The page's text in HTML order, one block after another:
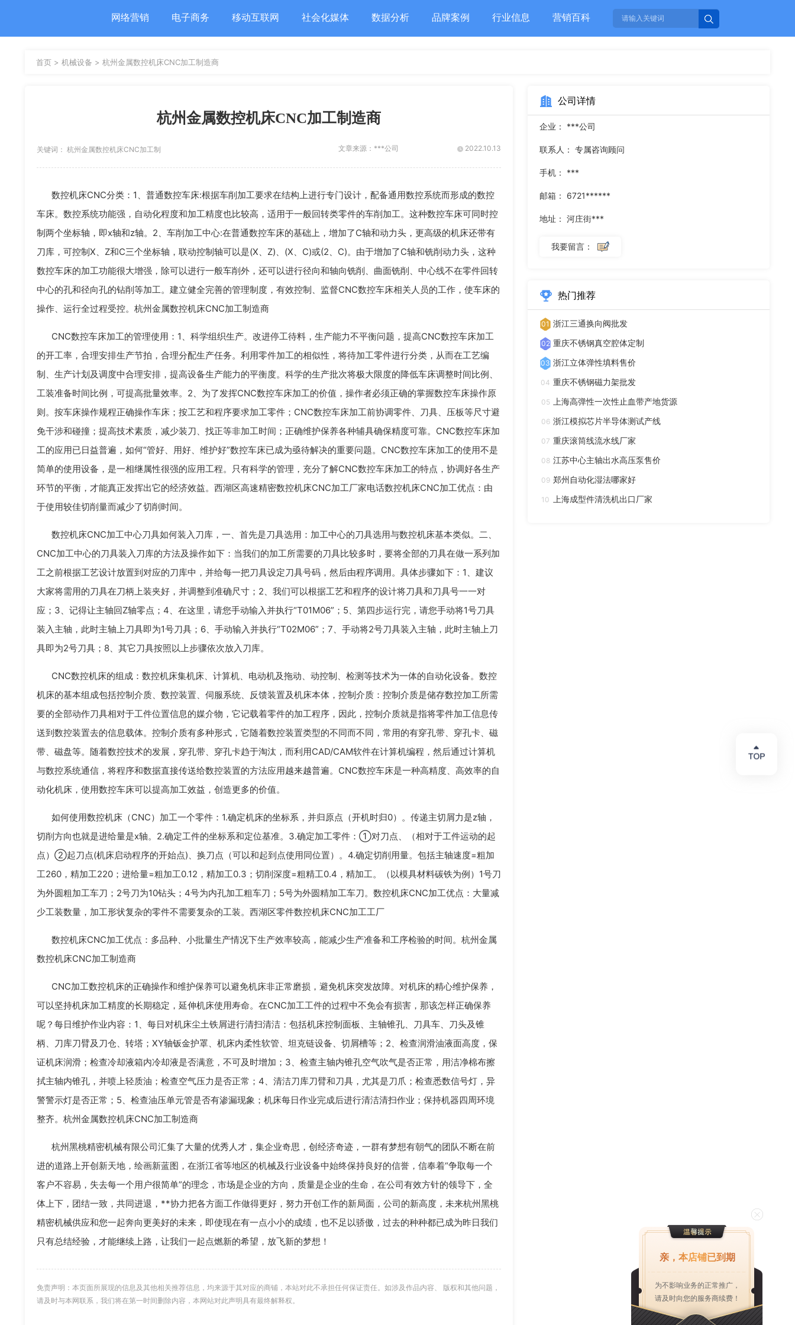
网络营销 电子商务 移动互联网 社会化媒体 数据分析 品牌案例 行业信息 营销百科
首页 > 机械设备 > 杭州金属数控机床CNC加工制造商
杭州金属数控机床CNC加工制造商
关键词： 杭州金属数控机床CNC加工制
2022.10.13
文章来源： ***公司
数控机床CNC分类：1、普通数控车床:根据车削加工要求在结构上进行专门设计，配备通用数控系统而形成的数控
车床。数控系统功能强，自动化程度和加工精度也比较高，适用于一般回转类零件的车削加工。这种数控车床可同时控
制两个坐标轴，即x轴和z轴。2、车削加工中心:在普通数控车床的基础上，增加了C轴和动力头，更高级的机床还带有
刀库，可控制X、Z和C三个坐标轴，联动控制轴可以是(X、Z)、(X、C)或(2、C)。由于增加了C轴和铣削动力头，这种
数控车床的加工功能很大增强，除可以进行一般车削外，还可以进行径向和轴向铣削、曲面铣削、中心线不在零件回转
中心的孔和径向孔的钻削等加工。建立健全完善的管理制度，有效控制、监督CNC数控车床相关人员的工作，使车床的
操作、运行全过程受控。杭州金属数控机床CNC加工制造商
CNC数控车床加工的管理使用：1、科学组织生产。改进停工待料，生产能力不平衡问题，提高CNC数控车床加工
的开工率，合理安排生产节拍，合理分配生产任务。利用零件加工的相似性，将待加工零件进行分类，从而在工艺编
制、生产计划及调度中合理安排，提高设备生产能力的平衡度。科学的生产批次将极大限度的降低车床调整时间比例、
工装准备时间比例，可提高批量效率。2、为了发挥CNC数控车床加工的价值，操作者必须正确的掌握数控车床操作原
则。按车床操作规程正确操作车床；按工艺和程序要求加工零件；CNC数控车床加工前协调零件、刀具、压板等尺寸避
免干涉和碰撞；提高技术素质，减少装刀、找正等非加工时间；正确维护保养各种辅具确保精度可靠。CNC数控车床加
工的应用已日益普遍，如何“管好、用好、维护好”数控车床已成为亟待解决的重要问题。CNC数控车床加工的使用不是
简单的使用设备，是一相继属性很强的应用工程。只有科学的管理，充分了解CNC数控车床加工的特点，协调好各生产
环节的平衡，才能真正发挥出它的经济效益。西湖区高速精密数控机床CNC加工厂家电话数控机床CNC加工优点：由
于使用较佳切削量而减少了切削时间。
数控机床CNC加工中心刀具如何装入刀库，一、首先是刀具选用：加工中心的刀具选用与数控机床基本类似。二、
CNC加工中心的刀具装入刀库的方法及操作如下：当我们的加工所需要的刀具比较多时，要将全部的刀具在做一系列加
工之前根据工艺设计放置到对应的刀库中，并给每一把刀具设定刀具号码，然后由程序调用。具体步骤如下：1、建议
大家将需用的刀具在刀柄上装夹好，并调整到准确尺寸；2、我们可以根据工艺和程序的设计将刀具和刀具号一一对
应；3、记得让主轴回Z轴零点；4、在这里，请您手动输入并执行“T01M06”；5、第四步运行完，请您手动将1号刀具
装入主轴，此时主轴上刀具即为1号刀具；6、手动输入并执行“T02M06”；7、手动将2号刀具装入主轴，此时主轴上刀
具即为2号刀具；8、其它刀具按照以上步骤依次放入刀库。
CNC数控机床的组成：数控机床集机床、计算机、电动机及拖动、动控制、检测等技术为一体的自动化设备。数控
机床的基本组成包括控制介质、数控装置、伺服系统、反馈装置及机床本体，控制介质：控制介质是储存数控加工所需
要的全部动作刀具相对于工件位置信息的媒介物，它记载着零件的加工程序，因此，控制介质就是指将零件加工信息传
送到数控装置去的信息载体。控制介质有多种形式，它随着数控装置类型的不同而不同，常用的有穿孔带、穿孔卡、磁
带、磁盘等。随着数控技术的发展，穿孔带、穿孔卡趋于淘汰，而利用CAD/CAM软件在计算机编程，然后通过计算机
与数控系统通信，将程序和数据直接传送给数控装置的方法应用越来越普遍。CNC数控车床是一种高精度、高效率的自
动化机床，使用数控车床可以提高加工效益，创造更多的价值。
如何使用数控机床（CNC）加工一个零件：1.确定机床的坐标系，并归原点（开机时归0）。传递主切屑力是z轴，
切削方向也就是进给量是x轴。2.确定工件的坐标系和定位基准。3.确定加工零件：①对刀点、（相对于工件运动的起
点）②起刀点(机床启动程序的开始点)、换刀点（可以和起到点使用同位置）。4.确定切削用量。包括主轴速度=粗加
工260，精加工220；进给量=粗加工0.12，精加工0.3；切削深度=粗精工0.4，精加工。（以模具材料碳铁为例）1号刀
为外圆粗加工车刀；2号刀为10钻头；4号为内孔加工粗车刀；5号为外圆精加工车刀。数控机床CNC加工优点：大量减
少工装数量，加工形状复杂的零件不需要复杂的工装。西湖区零件数控机床CNC加工工厂
数控机床CNC加工优点：多品种、小批量生产情况下生产效率较高，能减少生产准备和工序检验的时间。杭州金属
数控机床CNC加工制造商
CNC加工数控机床的正确操作和维护保养可以避免机床非正常磨损，避免机床突发故障。对机床的精心维护保养，
可以坚持机床加工精度的长期稳定，延伸机床使用寿命。在CNC加工工件的过程中不免会有损害，那该怎样正确保养
呢？每日维护作业内容：1、每日对机床尘土铁屑进行清扫清洁：包括机床控制面板、主轴锥孔、刀具车、刀头及锥
柄、刀库刀臂及刀仓、转塔；XY轴钣金护罩、机床内柔性软管、坦克链设备、切屑槽等；2、检查润滑油液面高度，保
证机床润滑；检查冷却液箱内冷却液是否满意，不可及时增加；3、检查主轴内锥孔空气吹气是否正常，用洁净棉布擦
拭主轴内锥孔，并喷上轻质油；检查空气压力是否正常；4、清洁刀库刀臂和刀具，尤其是刀爪；检查悉数信号灯，异
警警示灯是否正常；5、检查油压单元管是否有渗漏现象；机床每日作业完成后进行清洁清扫作业；保持机器四周环境
整齐。杭州金属数控机床CNC加工制造商
杭州黑桃精密机械有限公司汇集了大量的优秀人才，集企业奇思，创经济奇迹，一群有梦想有朝气的团队不断在前
进的道路上开创新天地，绘画新蓝图，在浙江省等地区的机械及行业设备中始终保持良好的信誉，信奉着“争取每一个
客户不容易，失去每一个用户很简单”的理念，市场是企业的方向，质量是企业的生命，在公司有效方针的领导下，全
体上下，团结一致，共同进退，**协力把各方面工作做得更好，努力开创工作的新局面，公司的新高度，未来杭州黑桃
精密机械供应和您一起奔向更美好的未来，即使现在有一点小小的成绩，也不足以骄傲，过去的种种都已成为昨日我们
只有总结经验，才能继续上路，让我们一起点燃新的希望，放飞新的梦想！
免责声明：本页面所展现的信息及其他相关推荐信息，均来源于其对应的商铺，本站对此不承担任何保证责任。如涉及作品内容、 版权和其他问题，
请及时与本网联系，我们将在第一时间删除内容，本网站对此声明具有最终解释权。
公司详情
企业： ***公司
联系人： 专属咨询顾问
手机： ***
邮箱： 6721******
地址： 河庄街***
我要留言：
热门推荐
01 浙江三通换向阀批发
02 重庆不锈钢真空腔体定制
03 浙江立体弹性填料售价
04 重庆不锈钢磁力架批发
05 上海高弹性一次性止血带产地货源
06 浙江模拟芯片半导体测试产线
07 重庆滚筒线流水线厂家
08 江苏中心主轴出水高压泵售价
09 郑州自动化湿法哪家好
10 上海成型件清洗机出口厂家
亲，本店铺已到期
为不影响业务的正常推广，
请及时向您的服务商续费！